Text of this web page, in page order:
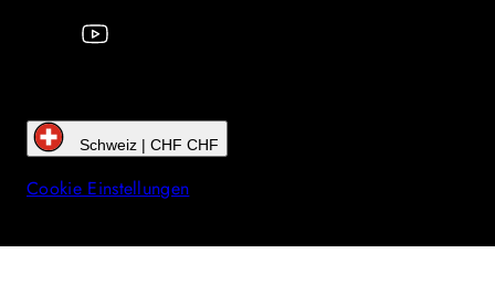
Schweiz | CHF CHF
Cookie Einstellungen